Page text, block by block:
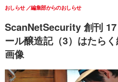
ScanNetSecurity 創刊
ール醸造記（3）はたら
画像
おしらせ 編集部からのおしらせ